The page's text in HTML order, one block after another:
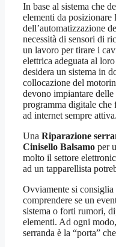
In base al sistema che
elementi da posizionare
dell’automatizzazione
necessità di sensori di
un lavoro per tirare i
elettrica adeguata al
desidera un sistema in
collocazione del
devono impiantare
programma digitale che
ad internet sempre attiva.
Una Riparazione
Cinisello Balsamo per
molto il settore
ad un tapparellista
Ovviamente si
comprendere se un
sistema o forti rumori,
elementi. Ad ogni
serranda è la “porta”